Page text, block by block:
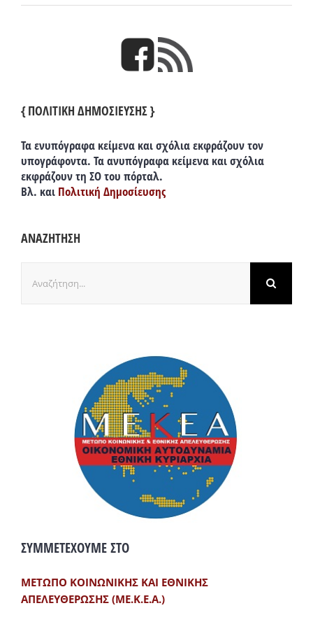
{ ΠΟΛΙΤΙΚΗ ΔΗΜΟΣΙΕΥΣΗΣ }
Τα ενυπόγραφα κείμενα και σχόλια εκφράζουν τον
υπογράφοντα. Τα ανυπόγραφα κείμενα και σχόλια
εκφράζουν τη ΣΟ του πόρταλ.
Βλ. και Πολιτική Δημοσίευσης
ΑΝΑΖΗΤΗΣΗ
για:
ΣΥΜΜΕΤΕΧΟΥΜΕ ΣΤΟ
ΜΕΤΩΠΟ ΚΟΙΝΩΝΙΚΗΣ ΚΑΙ ΕΘΝΙΚΗΣ
ΑΠΕΛΕΥΘΕΡΩΣΗΣ (ΜΕ.Κ.Ε.Α.)